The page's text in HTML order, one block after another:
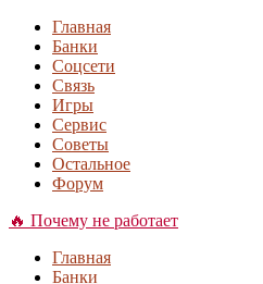
Главная
Банки
Соцсети
Связь
Игры
Сервис
Советы
Остальное
Форум
🔥 Почему не работает
Главная
Банки